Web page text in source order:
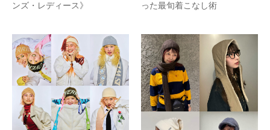
ンズ・レディース》
った最旬着こなし術